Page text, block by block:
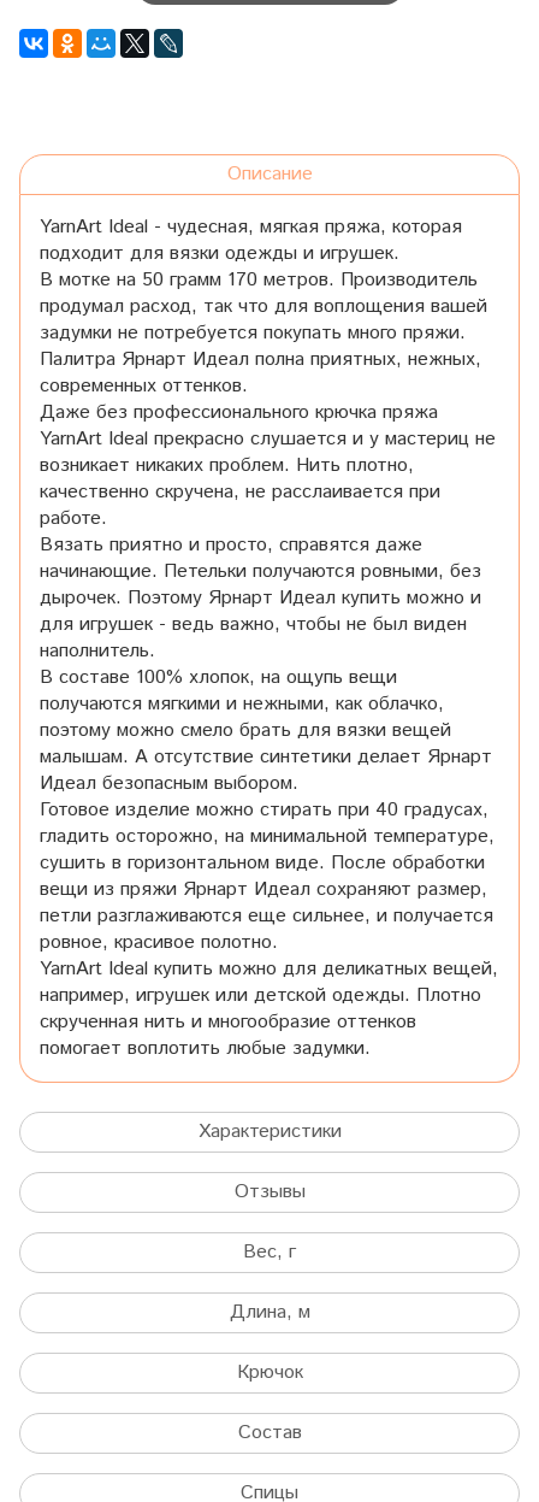
Описание
YarnArt Ideal - чудесная, мягкая пряжа, которая
подходит для вязки одежды и игрушек.
В мотке на 50 грамм 170 метров. Производитель
продумал расход, так что для воплощения вашей
задумки не потребуется покупать много пряжи.
Палитра Ярнарт Идеал полна приятных, нежных,
современных оттенков.
Даже без профессионального крючка пряжа
YarnArt Ideal прекрасно слушается и у мастериц не
возникает никаких проблем. Нить плотно,
качественно скручена, не расслаивается при
работе.
Вязать приятно и просто, справятся даже
начинающие. Петельки получаются ровными, без
дырочек. Поэтому Ярнарт Идеал купить можно и
для игрушек - ведь важно, чтобы не был виден
наполнитель.
В составе 100% хлопок, на ощупь вещи
получаются мягкими и нежными, как облачко,
поэтому можно смело брать для вязки вещей
малышам. А отсутствие синтетики делает Ярнарт
Идеал безопасным выбором.
Готовое изделие можно стирать при 40 градусах,
гладить осторожно, на минимальной температуре,
сушить в горизонтальном виде. После обработки
вещи из пряжи Ярнарт Идеал сохраняют размер,
петли разглаживаются еще сильнее, и получается
ровное, красивое полотно.
YarnArt Ideal купить можно для деликатных вещей,
например, игрушек или детской одежды. Плотно
скрученная нить и многообразие оттенков
помогает воплотить любые задумки.
Характеристики
Отзывы
Вес, г
Длина, м
Крючок
Состав
Спицы